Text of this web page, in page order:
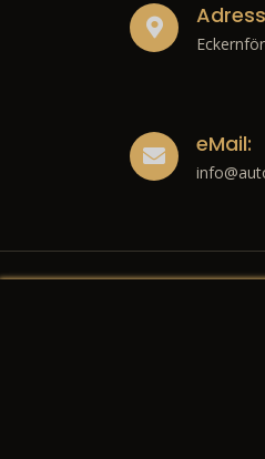
eMail: